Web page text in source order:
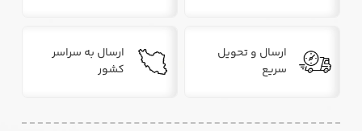
ارسال و تحویل
سریع
ارسال به سراسر
کشور